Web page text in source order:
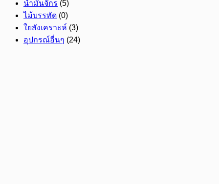
น้ำมันจักร (5)
ไม้บรรทัด (0)
ใยสังเคราะห์ (3)
อุปกรณ์อื่นๆ (24)